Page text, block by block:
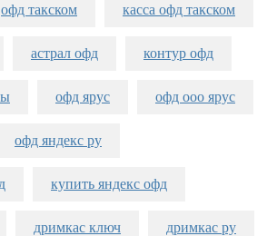
офд такском касса офд такском
астрал офд контур офд
офд ярус офд ооо ярус
офд яндекс ру
купить яндекс офд
дримкас ключ дримкас ру